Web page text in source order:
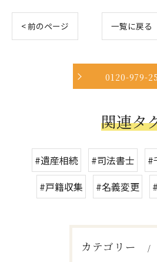
< 前のページ 一覧に戻る
0120-979-
関連タ
#遺産相続 #司法書士 #
#戸籍収集
#名義変更
カテゴリー